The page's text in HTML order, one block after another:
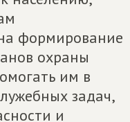
формирование
охраны
им в
задач,
и